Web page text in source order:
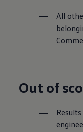
All
Out of